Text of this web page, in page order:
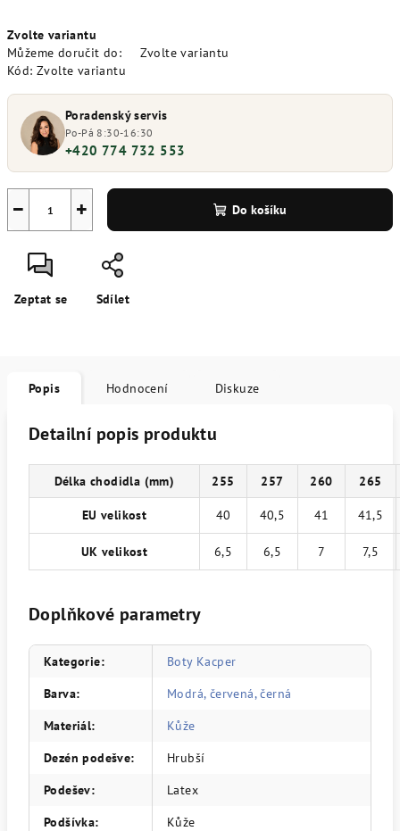
cena:
Zvolte variantu
Můžeme doručit do:
Zvolte variantu
Kód: Zvolte variantu
Poradenský servis
Po-Pá 8:30-16:30
+420 774 732 553
+
− Do košíku
Zeptat se Sdílet
Popis Hodnocení Diskuze
Detailní popis produktu
Délka chodidla (mm) 255 257 260 265
EU velikost 40 40,5 41 41,5
UK velikost 6,5 6,5 7 7,5
Doplňkové parametry
Kategorie:
Boty Kacper
Barva:
Modrá, červená, černá
Materiál:
Kůže
Dezén podešve:
Hrubší
Podešev:
Latex
Podšívka:
Kůže